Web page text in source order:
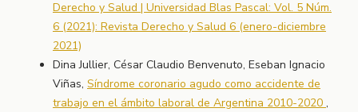
Derecho y Salud | Universidad Blas Pascal: Vol. 5 Núm.
6 (2021): Revista Derecho y Salud 6 (enero-diciembre
2021)
Dina Jullier, César Claudio Benvenuto, Eseban Ignacio
Viñas, Síndrome coronario agudo como accidente de
trabajo en el ámbito laboral de Argentina 2010-2020 ,